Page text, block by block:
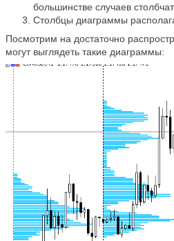
большинстве случаев
Столбцы диаграммы
Посмотрим на достаточно
могут выглядеть такие диаграммы: